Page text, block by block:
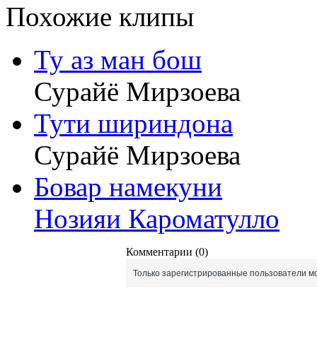
Похожие клипы
Ту аз ман бош
Сурайё Мирзоева
Тути шириндона
Сурайё Мирзоева
Бовар намекуни
Нозияи Кароматулло
Комментарии (0)
Только зарегистрированные пользователи